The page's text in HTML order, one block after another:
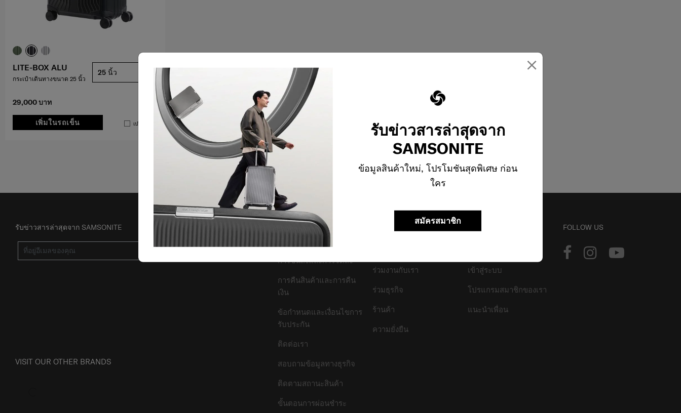
×
รับข่าวสารล่าสุดจาก
SAMSONITE
ข้อมูลสินค้าใหม่, โปรโมชันสุดพิเศษ ก่อน
ใคร
สมัครสมาชิก
29,000 บาท
เพิ่มในรถเข็น เปรียบเทียบ
LITE-BOX ALU
กระเป๋าเดินทางขนาด 25 นิ้ว
25 นิ้ว
ผลิตภัณฑ์
รับข่าวสารล่าสุดจาก SAMSONITE
VISIT OUR OTHER BRANDS
สนับสนุน/คำถามที่พบ
การขนส่งและการจัดส่ง
การคืนสินค้าและการคืน
เงิน
ข้อกำหนดและเงื่อนไขการ
รับประกัน
ติดต่อเรา
สอบถามข้อมูลทางธุรกิจ
ติดตามสถานะสินค้า
ขั้นตอนการผ่อนชำระ
บริษัทของเรา
ร่วมงานกับเรา
ร่วมธุรกิจ
ร้านค้า
ความยั่งยืน
บัญชี
เข้าสู่ระบบ
โปรแกรมสมาชิกของเรา
แนะนำเพื่อน
FOLLOW US